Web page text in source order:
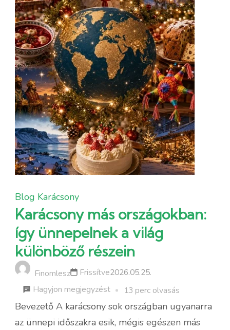
Blog Karácsony
Karácsony más országokban:
így ünnepelnek a világ
különböző részein
Finomlesz Frissítve2026.05.25.
Hagyjon megjegyzésta
következőhöz:
Karácsony
13 perc olvasás
Bevezető A karácsony sok országban ugyanarra
az ünnepi időszakra esik, mégis egészen más